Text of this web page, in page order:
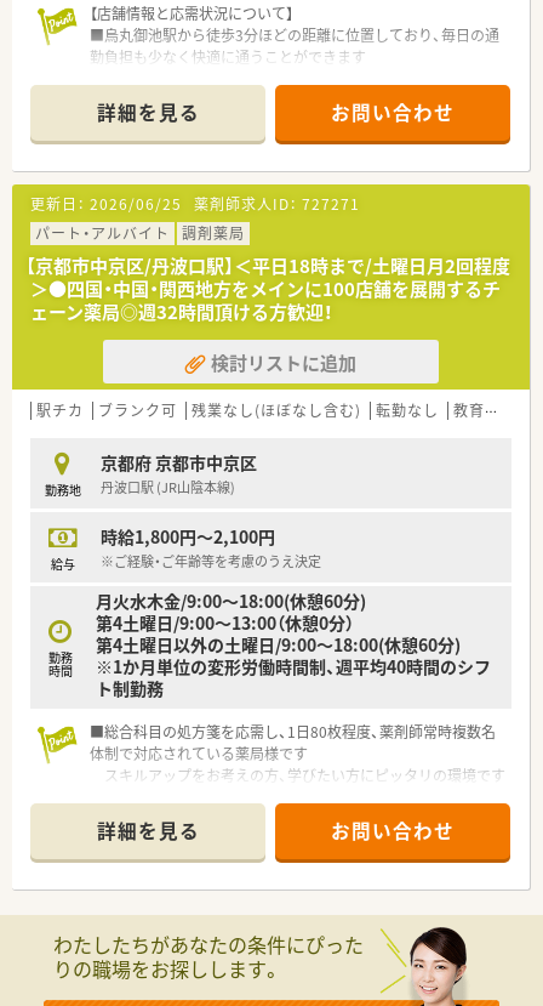
【店舗情報と応需状況について】
■烏丸御池駅から徒歩3分ほどの距離に位置しており、毎日の通
勤負担も少なく快適に通うことができます
岐にわたる科目の処方箋を応需しています
■1日の処方箋枚数は約30～40枚程度で、常時1～3名程度の薬
剤師が在席しています
【法人特徴について】
■調剤薬局の運営に留まらず、介護支援や福祉用具の販売、老人
ホームの運営など幅広く事業を展開しています。
■近畿圏内を中心としてグループ展開を行っており、地域医療と
福祉への多角的な貢献を目指している法人です。
■代表自身が薬剤師であるため、現場のスタッフが働きやすい職
場環境づくりを何よりも大切にされています。
【求人情報について】
■正社員の勤務薬剤師としての採用であり、年収は450万円から
550万円の範囲でご経験を考慮し決定します。
十分な休息を取りながら無理なく働けます。
■毎年7月に年1回の昇給機会が設けられているほか、年2回の賞
与支給もあり安定した収入確保が可能です。
【こんな取り組みをしています】
■地域の皆様から選ばれるかかりつけ薬局を目指し、患者様お一
■今後の高齢化社会を見据えて、施設への在宅医療サービスにも
積極的に力を入れていくための準備を進めています。
■薬剤師会への加入や社内での勉強会開催を通じて、スタッフ全
体の医療知識やスキルの向上に日々努めています。
詳細を見る お問い合わせ
更新日： 2026/06/25 薬剤師求人ID： 727271
パート・アルバイト
調剤薬局
【京都市中京区/丹波口駅】＜平日18時まで/土曜日月2回程度
＞●四国・中国・関西地方をメインに100店舗を展開するチ
ェーン薬局◎週32時間頂ける方歓迎！
検討リストに追加
駅チカ ブランク可 残業なし(ほぼなし含む) 転勤なし 教育制度あり
勤務地
京都府 京都市中京区
丹波口駅 (JR山陰本線)
給与
時給1,800円～2,100円
※ご経験・ご年齢等を考慮のうえ決定
勤務
時間
月火水木金/9:00～18:00(休憩60分)
第4土曜日/9:00～13:00（休憩0分）
第4土曜日以外の土曜日/9:00～18:00(休憩60分)
※1か月単位の変形労働時間制、週平均40時間のシフ
ト制勤務
■総合科目の処方箋を応需し、1日80枚程度、薬剤師常時複数名
体制で対応されている薬局様です
スキルアップをお考えの方、学びたい方にピッタリの環境です
有給休暇取得率は70%以上、年間休日120日以上、住宅手当も
あり長くお勤めされたい方にピッタリの環境です
詳細を見る お問い合わせ
わたしたちがあなたの条件にぴった
りの職場をお探しします。